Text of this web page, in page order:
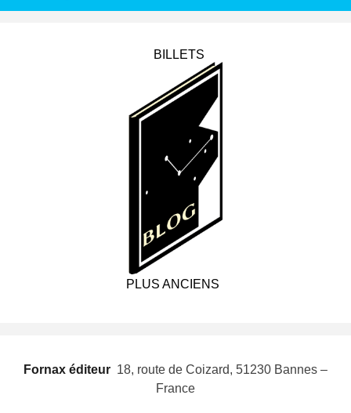
BILLETS
PLUS ANCIENS
Fornax éditeur  18, route de Coizard, 51230 Bannes –
France